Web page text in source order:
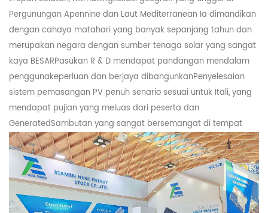
Pergunungan Apennine dan Laut Mediterranean Ia dimandikan
dengan cahaya matahari yang banyak sepanjang tahun dan
merupakan negara dengan sumber tenaga solar yang sangat
kaya BESARPasukan R & D mendapat pandangan mendalam
penggunakeperluan dan berjaya dibangunkanPenyelesaian
sistem pemasangan PV penuh senario sesuai untuk Itali, yang
mendapat pujian yang meluas dari peserta dan
GeneratedSambutan yang sangat bersemangat di tempat